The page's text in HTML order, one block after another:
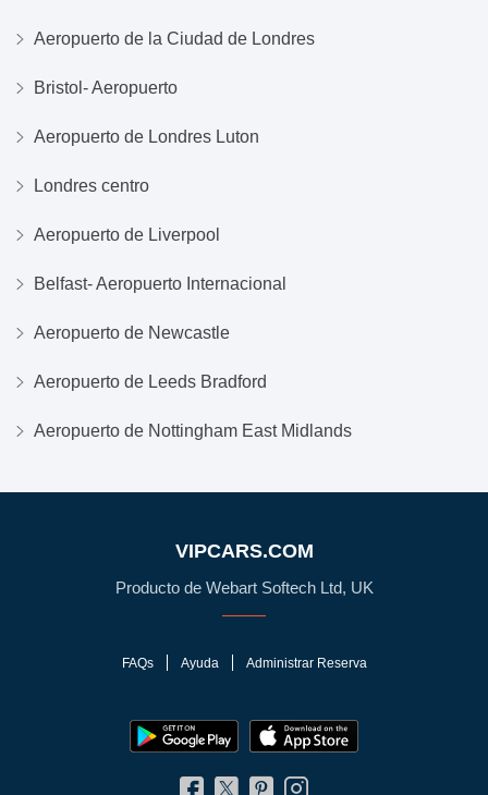
Aeropuerto de la Ciudad de Londres
Bristol- Aeropuerto
Aeropuerto de Londres Luton
Londres centro
Aeropuerto de Liverpool
Belfast- Aeropuerto Internacional
Aeropuerto de Newcastle
Aeropuerto de Leeds Bradford
Aeropuerto de Nottingham East Midlands
VIPCARS.COM
Producto de Webart Softech Ltd, UK
FAQs Ayuda Administrar Reserva